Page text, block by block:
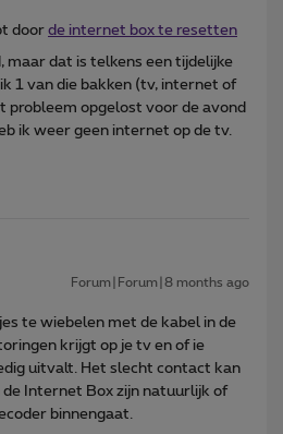
door de internet box te resetten
maar dat is telkens een tijdelijke
1 van die bakken (tv, internet of
probleem opgelost voor de avond
ik weer geen internet op de tv.
Forum|Forum|8 months ago
te wiebelen met de kabel in de
krijgt op je tv en of ie
uitvalt. Het slecht contact kan
Internet Box zijn natuurlijk of
binnengaat.